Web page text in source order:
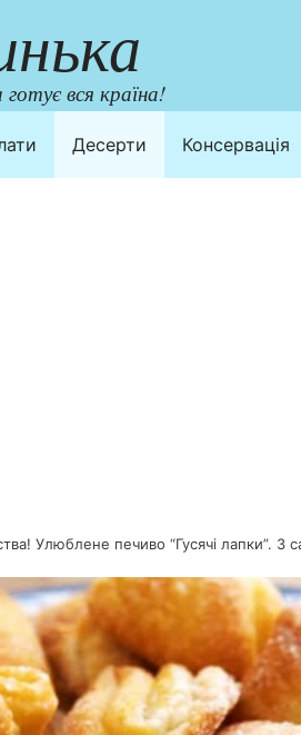
вся країна!
Десерти Консервація
Улюблене печиво “Гусячі лапки”. З